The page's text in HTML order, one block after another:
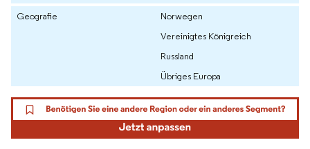
Geografie
Norwegen
Vereinigtes Königreich
Russland
Übriges Europa